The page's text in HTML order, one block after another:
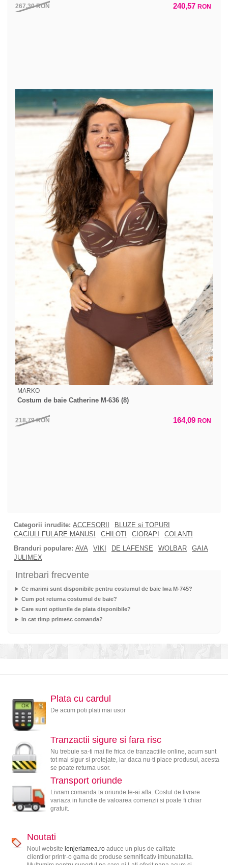
267,30RON 240,57 RON
MARKO
Costum de baie Catherine M-636 (8)
218,79RON 164,09 RON
Categorii inrudite: ACCESORII
BLUZE si TOPURI
CACIULI FULARE MANUSI
CHILOTI CIORAPI
COLANTI
Branduri populare: AVA VIKI DE LAFENSE WOLBAR
GAIA
JULIMEX
Intrebari frecvente
Ce marimi sunt disponibile pentru costumul de baie Iwa M-745?
Cum pot returna costumul de baie?
Care sunt optiunile de plata disponibile?
In cat timp primesc comanda?
Plata cu cardul
De acum poti plati mai usor
Tranzactii sigure si fara risc
Nu trebuie sa-ti mai fie frica de tranzactiile online, acum sunt
tot mai sigur si protejate, iar daca nu-ti place produsul, acesta
se poate returna usor.
Transport oriunde
Livram comanda ta oriunde te-ai afla. Costul de livrare
variaza in functie de valoarea comenzii si poate fi chiar
gratuit.
Noutati
Noul website lenjeriamea.roaduce un plus de calitate
clientilor printr-o gama de produse semnificativ imbunatatita.